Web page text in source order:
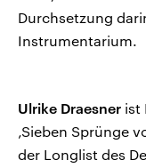
Durchsetzung
Instrumentarium.
Ulrike Draesner ist
‚Sieben Sprünge
der Longlist des